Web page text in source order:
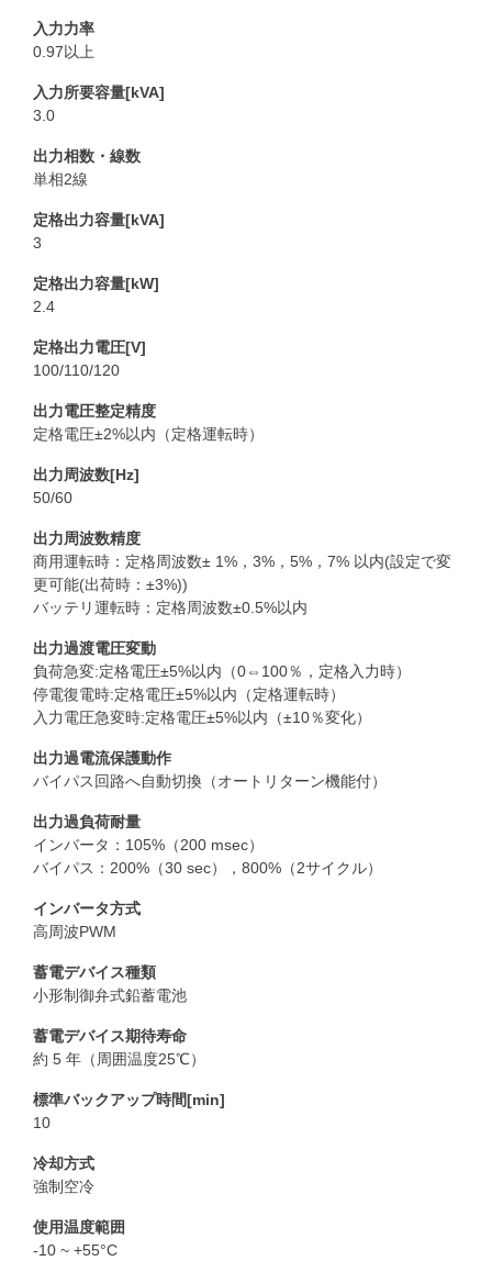
入力力率
0.97以上
入力所要容量[kVA]
3.0
出力相数・線数
単相2線
定格出力容量[kVA]
3
定格出力容量[kW]
2.4
定格出力電圧[V]
100/110/120
出力電圧整定精度
定格電圧±2%以内（定格運転時）
出力周波数[Hz]
50/60
出力周波数精度
商用運転時：定格周波数± 1%，3%，5%，7% 以内(設定で変
更可能(出荷時：±3%))
バッテリ運転時：定格周波数±0.5%以内
出力過渡電圧変動
負荷急変:定格電圧±5%以内（0⇔100％，定格入力時）
停電復電時:定格電圧±5%以内（定格運転時）
入力電圧急変時:定格電圧±5%以内（±10％変化）
出力過電流保護動作
バイパス回路へ自動切換（オートリターン機能付）
出力過負荷耐量
インバータ：105%（200 msec）
バイパス：200%（30 sec），800%（2サイクル）
インバータ方式
高周波PWM
蓄電デバイス種類
小形制御弁式鉛蓄電池
蓄電デバイス期待寿命
約 5 年（周囲温度25℃）
標準バックアップ時間[min]
10
冷却方式
強制空冷
使用温度範囲
-10 ~ +55°C